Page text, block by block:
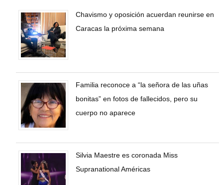
Chavismo y oposición acuerdan reunirse en
Caracas la próxima semana
Familia reconoce a “la señora de las uñas
bonitas” en fotos de fallecidos, pero su
cuerpo no aparece
Silvia Maestre es coronada Miss
Supranational Américas